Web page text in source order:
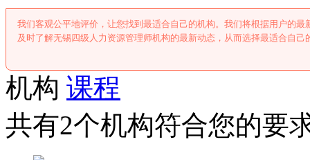
我们客观公平地评价，让您找到最适合自己的机构。我们将根据用户的
及时了解无锡四级人力资源管理师机构的最新动态，从而选择最适合自
机构 课程
共有2个机构符合您的要